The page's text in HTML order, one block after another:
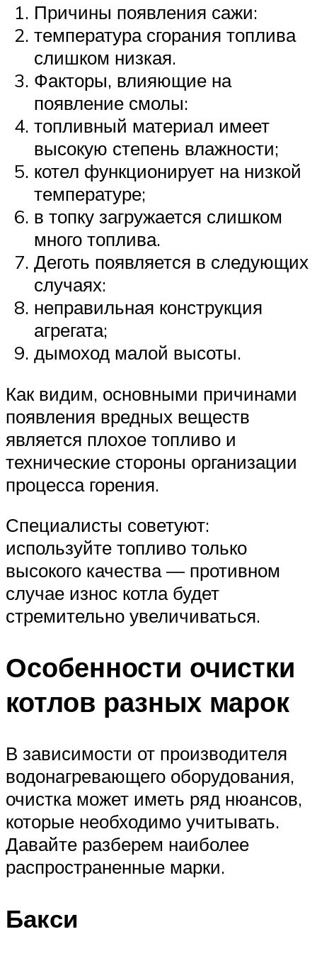
Причины появления сажи:
температура сгорания топлива
слишком низкая.
Факторы, влияющие на
появление смолы:
топливный материал имеет
высокую степень влажности;
котел функционирует на низкой
температуре;
в топку загружается слишком
много топлива.
Деготь появляется в следующих
случаях:
неправильная конструкция
агрегата;
дымоход малой высоты.
Как видим, основными причинами
появления вредных веществ
является плохое топливо и
технические стороны организации
процесса горения.
Специалисты советуют:
используйте топливо только
высокого качества — противном
случае износ котла будет
стремительно увеличиваться.
Особенности очистки
котлов разных марок
В зависимости от производителя
водонагревающего оборудования,
очистка может иметь ряд нюансов,
которые необходимо учитывать.
Давайте разберем наиболее
распространенные марки.
Бакси